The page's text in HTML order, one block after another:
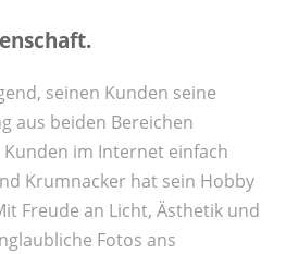
seinen Kunden seine
aus beiden Bereichen
im Internet einfach
Krumnacker hat sein Hobby
Freude an Licht, Ästhetik und
Fotos ans